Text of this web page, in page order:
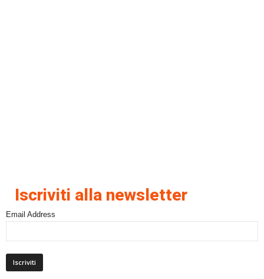
Iscriviti alla newsletter
Email Address